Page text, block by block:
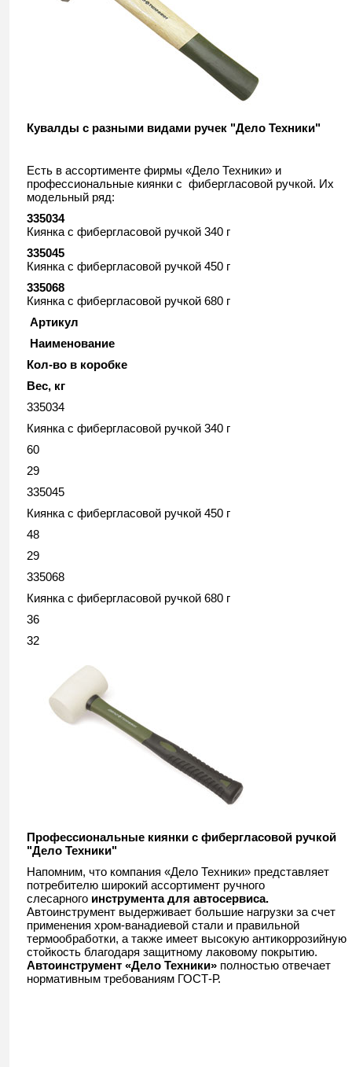
Кувалды с разными видами ручек "Дело Техники"
Есть в ассортименте фирмы «Дело Техники» и
профессиональные киянки с фибергласовой ручкой. Их
модельный ряд:
335034
Киянка с фибергласовой ручкой 340 г
335045
Киянка с фибергласовой ручкой 450 г
335068
Киянка с фибергласовой ручкой 680 г
Артикул
Наименование
Кол-во в коробке
Вес, кг
335034
Киянка с фибергласовой ручкой 340 г
60
29
335045
Киянка с фибергласовой ручкой 450 г
48
29
335068
Киянка с фибергласовой ручкой 680 г
36
32
Профессиональные киянки с фибергласовой ручкой
"Дело Техники"
Напомним, что компания «Дело Техники» представляет
потребителю широкий ассортимент ручного
слесарного инструмента для автосервиса.
Автоинструмент выдерживает большие нагрузки за счет
применения хром-ванадиевой стали и правильной
термообработки, а также имеет высокую антикоррозийную
стойкость благодаря защитному лаковому покрытию.
Автоинструмент «Дело Техники» полностью отвечает
нормативным требованиям ГОСТ-Р.